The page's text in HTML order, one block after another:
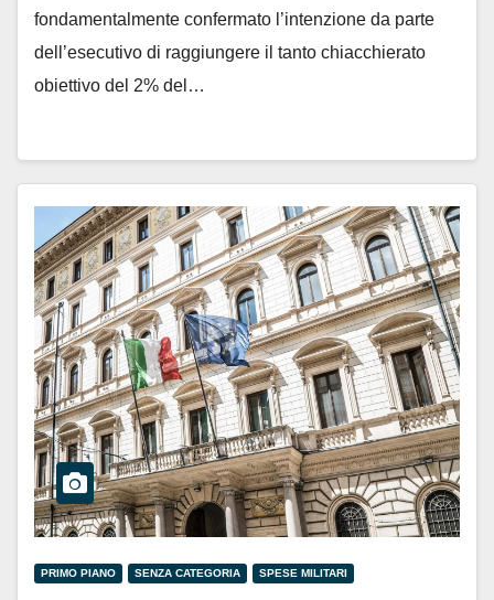
fondamentalmente confermato l’intenzione da parte
dell’esecutivo di raggiungere il tanto chiacchierato
obiettivo del 2% del…
PRIMO PIANO SENZA CATEGORIA SPESE MILITARI